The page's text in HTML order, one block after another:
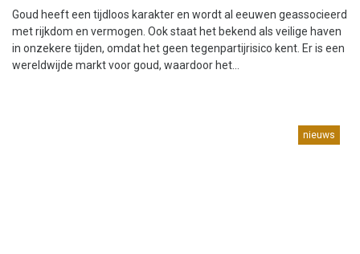
Goud heeft een tijdloos karakter en wordt al eeuwen geassocieerd
met rijkdom en vermogen. Ook staat het bekend als veilige haven
in onzekere tijden, omdat het geen tegenpartijrisico kent. Er is een
wereldwijde markt voor goud, waardoor het...
nieuws